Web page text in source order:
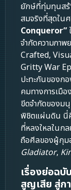
ยักษ์ที่ทุ่มทุนสร้
สมจริงที่สุดใน
Conqueror”
จำกัดความภา
Crafted,
Gritty War
ปะทะกันของก
คมทางการเมื
ขีดจำกัดของม
พิชิตแผ่นดิน นี่
ที่หลงใหลในก
ถือศีลของผู้กุม
Gladiator,
เรื่องย่อฉบั
สูญเสีย สู่ก